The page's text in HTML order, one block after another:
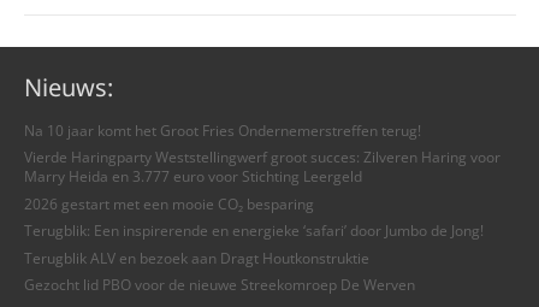
Nieuws:
Na 10 jaar komt het Groot Fries Ondernemerstreffen terug!
Vierde Haringparty Weststellingwerf groot succes: Zilveren Haring voor
Marry Heida en 3.777 euro voor Stichting Leergeld
2026 gestart met een mooie CO₂ besparing
Terugblik: Een inspirerende en energieke ‘safari’ door Jumbo de Jong!
Terugblik ALV en bezoek aan Dragt Houtkonstruktie
Gezocht lid PBO voor de nieuwe Streekomroep De Werven